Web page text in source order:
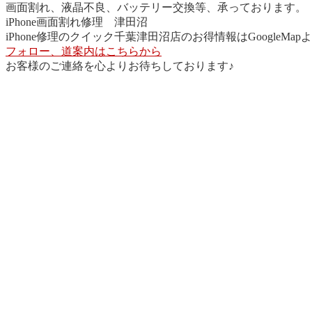
画面割れ、液晶不良、バッテリー交換等、承っております。
iPhone画面割れ修理 津田沼
iPhone修理のクイック千葉津田沼店のお得情報はGoogleMap
フォロー、道案内はこちらから
お客様のご連絡を心よりお待ちしております♪